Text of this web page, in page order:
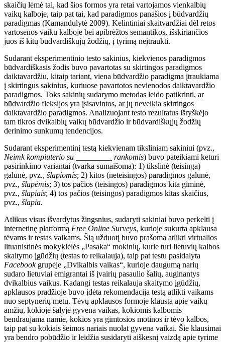
skaičių lėmė tai, kad šios formos yra retai vartojamos vienkalbių
vaikų kalboje, taip pat tai, kad paradigmos panašios į būdvardžių
paradigmas (Kamandulytė 2009). Kelintiniai skaitvardžiai dėl retos
vartosenos vaikų kalboje bei apibrėžtos semantikos, išskiriančios
juos iš kitų būdvardiškųjų žodžių, į tyrimą neįtraukti.
Sudarant eksperimentinio testo sakinius, kiekvienos paradigmos
būdvardiškasis žodis buvo pavartotas su skirtingos paradigmos
daiktavardžiu, kitaip tariant, viena būdvardžio paradigma įtraukiama
į skirtingus sakinius, kuriuose pavartotos nevienodos daiktavardžio
paradigmos. Toks sakinių sudarymo metodas leido patikrinti, ar
būdvardžio fleksijos yra įsisavintos, ar jų neveikia skirtingos
daiktavardžio paradigmos. Analizuojant testo rezultatus išryškėjo
tam tikros dvikalbių vaikų būdvardžio ir būdvardiškųjų žodžių
derinimo sunkumų tendencijos.
Sudarant eksperimentinį testą kiekvienam tiksliniam sakiniui (pvz.,
Neimk kompiuterio su _________ rankomis) buvo pateikiami keturi
pasirinkimo variantai (tvarka sumaišoma): 1) tikslinė (teisinga)
galūnė, pvz., šlapiomis; 2) kitos (neteisingos) paradigmos galūnė,
pvz., šlapėmis; 3) tos pačios (teisingos) paradigmos kita giminė,
pvz., šlapiais; 4) tos pačios (teisingos) paradigmos kitas skaičius,
pvz., šlapia.
Atlikus visus išvardytus žingsnius, sudaryti sakiniai buvo perkelti į
internetinę platformą Free Online Surveys, kurioje sukurta apklausa
tėvams ir testas vaikams. Šią užduotį buvo prašoma atlikti virtualios
lituanistinės mokyklėlės „Pasaka“ mokinių, kurie turi lietuvių kalbos
skaitymo įgūdžių (testas to reikalauja), taip pat testu pasidalyta
Facebookgrupėje „Dvikalbis vaikas“, kurioje daugumą narių
sudaro lietuviai emigrantai iš įvairių pasaulio šalių, auginantys
dvikalbius vaikus. Kadangi testas reikalauja skaitymo įgūdžių,
apklausos pradžioje buvo įdėta rekomendacija testą atlikti vaikams
nuo septynerių metų. Tėvų apklausos formoje klausta apie vaikų
amžių, kokioje šalyje gyvena vaikas, kokiomis kalbomis
bendraujama namie, kokios yra gimtosios motinos ir tėvo kalbos,
taip pat su kokiais šeimos nariais nuolat gyvena vaikai. Šie klausimai
yra bendro pobūdžio ir leidžia susidaryti aiškesnį vaizdą apie tyrime